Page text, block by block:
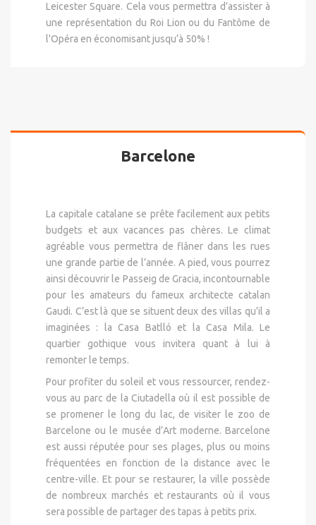
Leicester Square. Cela vous permettra d’assister à
une représentation du Roi Lion ou du Fantôme de
l'Opéra en économisant jusqu’à 50% !
Barcelone
La capitale catalane se prête facilement aux petits
budgets et aux vacances pas chères. Le climat
agréable vous permettra de flâner dans les rues
une grande partie de l’année. A pied, vous pourrez
ainsi découvrir le Passeig de Gracia, incontournable
pour les amateurs du fameux architecte catalan
Gaudi. C’est là que se situent deux des villas qu’il a
imaginées : la Casa Batlló et la Casa Mila. Le
quartier gothique vous invitera quant à lui à
remonter le temps.
Pour profiter du soleil et vous ressourcer, rendez-
vous au parc de la Ciutadella où il est possible de
se promener le long du lac, de visiter le zoo de
Barcelone ou le musée d’Art moderne. Barcelone
est aussi réputée pour ses plages, plus ou moins
fréquentées en fonction de la distance avec le
centre-ville. Et pour se restaurer, la ville possède
de nombreux marchés et restaurants où il vous
sera possible de partager des tapas à petits prix.